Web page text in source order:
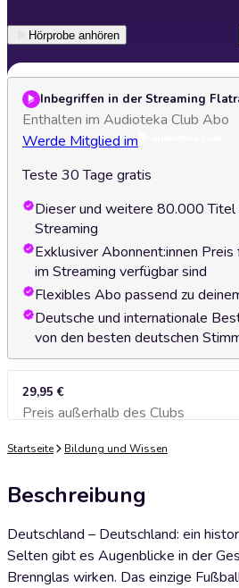
Hörprobe anhören
Inbegriffen in der Streaming
Enthalten im Audioteka Club Abo
Werde Mitglied im
Teste 30 Tage gratis
Dieser und weitere 80.000 Titel
Streaming
Exklusiver Abonnent:innen Preis
im Streaming verfügbar sind
Flexibles Abo passend zu
Deutsche und internationale
von den besten deutschen
29,95 €
Preis außerhalb des Clubs
Zum Warenkorb
Startseite Bildung und Wissen
Beschreibung
Deutschland – Deutschland: ein
Selten gibt es Augenblicke in der
Brennglas wirken. Das einzige